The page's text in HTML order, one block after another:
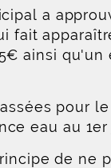
a
fait
ainsi qu'un
pour
eau au 1er
de ne